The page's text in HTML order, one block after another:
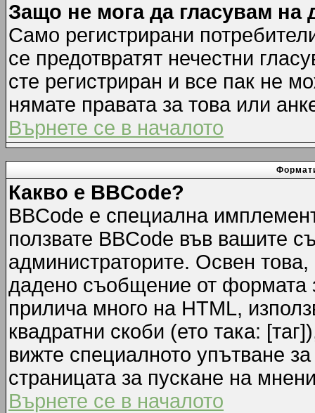
Защо не мога да гласувам на
Само регистрирани
се предотвратят нечестни
сте регистриран и все пак не
нямате правата за това или
Върнете се в началото
Какво е BBCode?
BBCode е специална
ползвате BBCode във вашите
администраторите. Освен
дадено съобщение от формата
прилича много на HTML,
квадратни скоби (ето така:
вижте специалното упътване
страницата за пускане на
Върнете се в началото